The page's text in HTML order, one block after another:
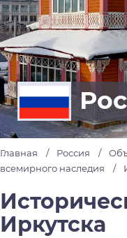
Главная Россия
всемирного наследия
Иркутска